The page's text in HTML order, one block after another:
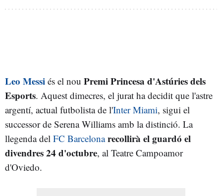
Leo Messi és el nou Premi Princesa d'Astúries dels
Esports. Aquest dimecres, el jurat ha decidit que l'astre
argentí, actual futbolista de l'Inter Miami, sigui el
successor de Serena Williams amb la distinció. La
llegenda del FC Barcelona recollirà el guardó el
divendres 24 d'octubre, al Teatre Campoamor
d'Oviedo.